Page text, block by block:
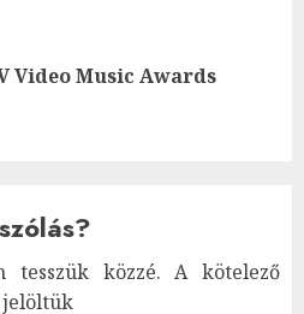
Video Music Awards
közzé. A kötelező